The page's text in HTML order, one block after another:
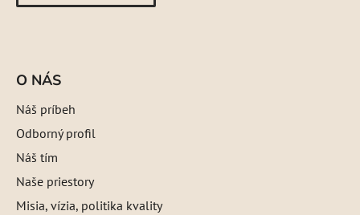
O NÁS
Náš príbeh
Odborný profil
Náš tím
Naše priestory
Misia, vízia, politika kvality